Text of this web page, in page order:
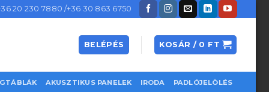
20 230 7880 /+36 30 863 6750
BELÉPÉS KOSÁR / 0 FT
AKUSZTIKUS PANELEK IRODA PADLÓJELÖLÉS